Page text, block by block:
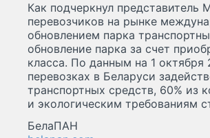
Как подчеркнул представитель
перевозчиков на рынке
обновлением парка
обновление парка за счет
класса. По данным на 1
перевозках в Беларуси
транспортных средств, 60% из
и экологическим требованиям
БелаПАН